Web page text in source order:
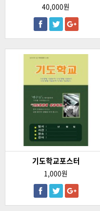
40,000원
기도학교포스터
1,000원